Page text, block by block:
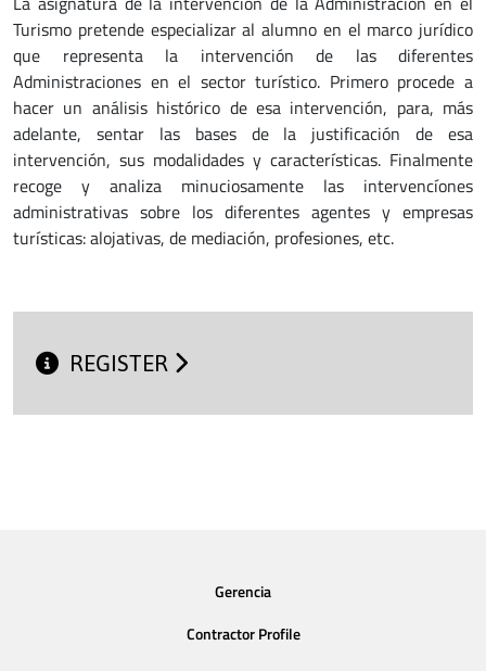
Turismo pretende especializar al alumno en el marco jurídico
que representa la intervención de las diferentes
Administraciones en el sector turístico. Primero procede a
hacer un análisis histórico de esa intervención, para, más
adelante, sentar las bases de la justificación de esa
intervención, sus modalidades y características. Finalmente
recoge y analiza minuciosamente las intervencíones
administrativas sobre los diferentes agentes y empresas
turísticas: alojativas, de mediación, profesiones, etc.
REGISTER
Gerencia
Contractor Profile